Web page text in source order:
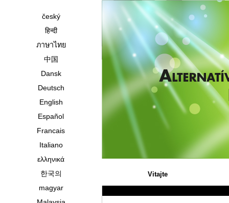
český
हिन्दी
ภาษาไทย
中国
Dansk
Deutsch
English
Español
Francais
Italiano
ελληνικά
한국의
magyar
Vitajte